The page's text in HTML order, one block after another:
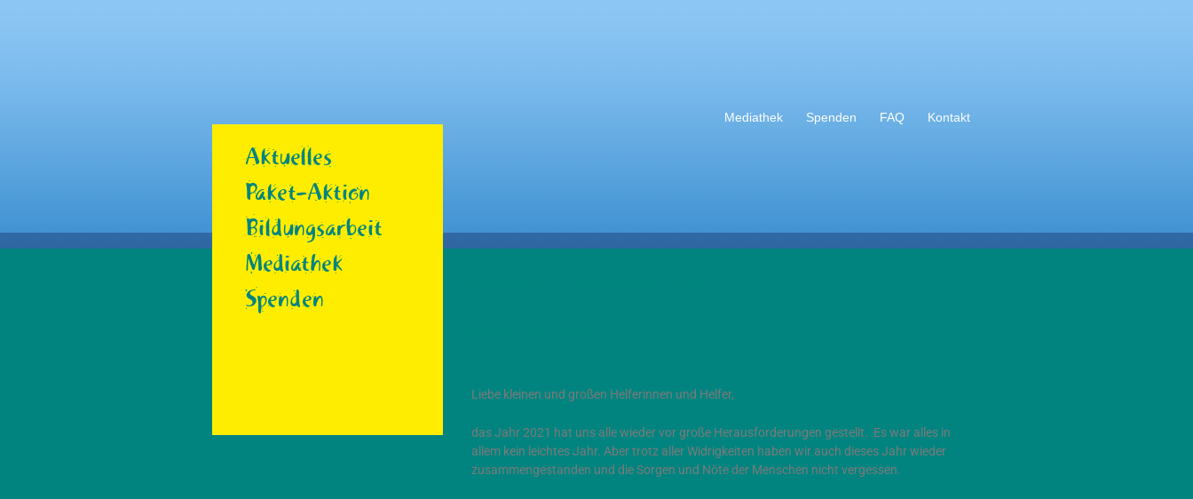
Mediathek Spenden FAQ Kontakt
Aktuelles
Paket-Aktion
Bildungsarbeit
Mediathek
Spenden
Liebe kleinen und großen Helferinnen und Helfer,
das Jahr 2021 hat uns alle wieder vor große Herausforderungen gestellt. Es war alles in
allem kein leichtes Jahr. Aber trotz aller Widrigkeiten haben wir auch dieses Jahr wieder
zusammengestanden und die Sorgen und Nöte der Menschen nicht vergessen.